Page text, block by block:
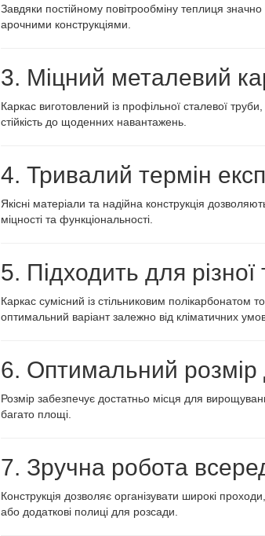
Завдяки постійному повітрообміну теплиця
арочними конструкціями.
3. Міцний металевий
Каркас виготовлений із профільної сталевої
стійкість до щоденних навантажень.
4. Тривалий термін
Якісні матеріали та надійна конструкція
міцності та функціональності.
5. Підходить для
Каркас сумісний із стільниковим полікарбонатом
оптимальний варіант залежно від кліматичних
6. Оптимальний розмір
Розмір забезпечує достатньо місця для
багато площі.
7. Зручна робота
Конструкція дозволяє організувати широкі
або додаткові полиці для розсади.